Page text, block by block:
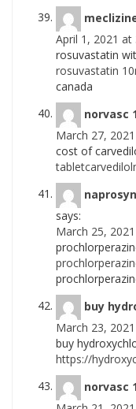
April 1, 2021 at
rosuvastatin
rosuvastatin
canada
norvasc
March 27,
cost of
says:
March 25,
buy
March 23,
buy
https://
norvasc